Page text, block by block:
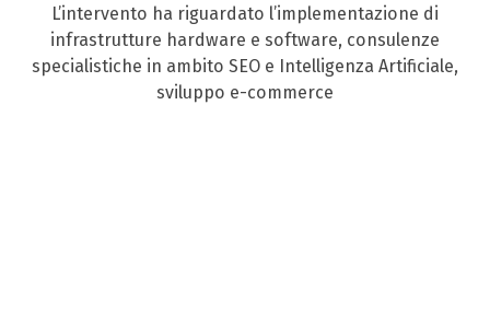
L’intervento ha riguardato l’implementazione di
infrastrutture hardware e software, consulenze
specialistiche in ambito SEO e Intelligenza Artificiale,
sviluppo e-commerce